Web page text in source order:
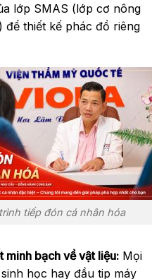
lớp SMAS (lớp cơ nông
để thiết kế phác đồ riêng
tiếp đón cá nhân hóa
minh bạch về vật liệu:Mọi
học hay đầu tip máy